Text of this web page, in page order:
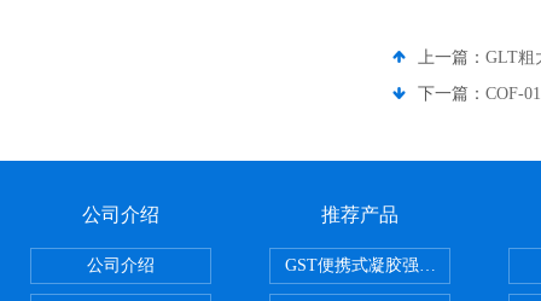
上一篇： GLT粗
下一篇： COF-
公司介绍
公司介绍
推荐产品
GST便携式凝胶强度测定仪